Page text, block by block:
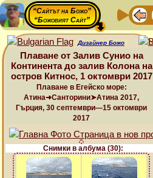
“Сайтът на Божо”
“Божовият Сайт”
Дизайнер Божо
Плаване от Залив Сунио на
Континента до залив Колона на
остров Китнос, 1 октомври 2017
Плаване в Егейско море:
Атина➜Санторини➤Атина 2017,
Гърция, 30 септември—15 октомври
2017
Снимки в албума (30):